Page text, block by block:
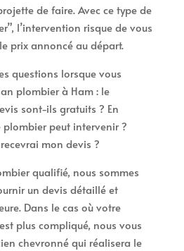
de faire. Avec ce type de
l’intervention risque de vous
prix annoncé au départ.
questions lorsque vous
plombier à Ham : le
sont-ils gratuits ? En
peut intervenir ?
mon devis ?
qualifié, nous sommes
un devis détaillé et
Dans le cas où votre
plus compliqué, nous vous
chevronné qui réalisera le